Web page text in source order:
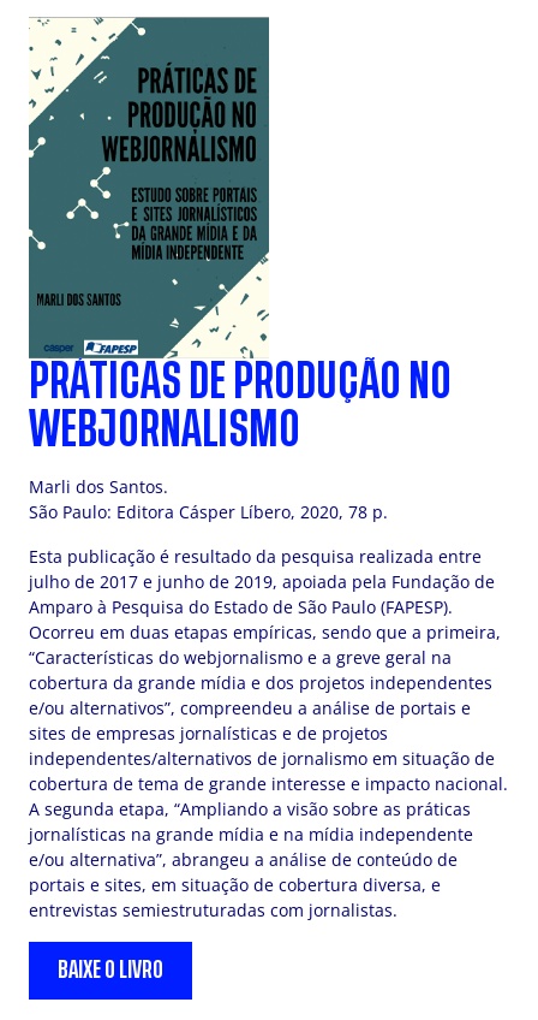
PRÁTICAS DE PRODUÇÃO NO
WEBJORNALISMO
Marli dos Santos.
São Paulo: Editora Cásper Líbero, 2020, 78 p.
Esta publicação é resultado da pesquisa realizada entre
julho de 2017 e junho de 2019, apoiada pela Fundação de
Amparo à Pesquisa do Estado de São Paulo (FAPESP).
Ocorreu em duas etapas empíricas, sendo que a primeira,
“Características do webjornalismo e a greve geral na
cobertura da grande mídia e dos projetos independentes
e/ou alternativos”, compreendeu a análise de portais e
sites de empresas jornalísticas e de projetos
independentes/alternativos de jornalismo em situação de
cobertura de tema de grande interesse e impacto nacional.
A segunda etapa, “Ampliando a visão sobre as práticas
jornalísticas na grande mídia e na mídia independente
e/ou alternativa”, abrangeu a análise de conteúdo de
portais e sites, em situação de cobertura diversa, e
entrevistas semiestruturadas com jornalistas.
BAIXE O LIVRO